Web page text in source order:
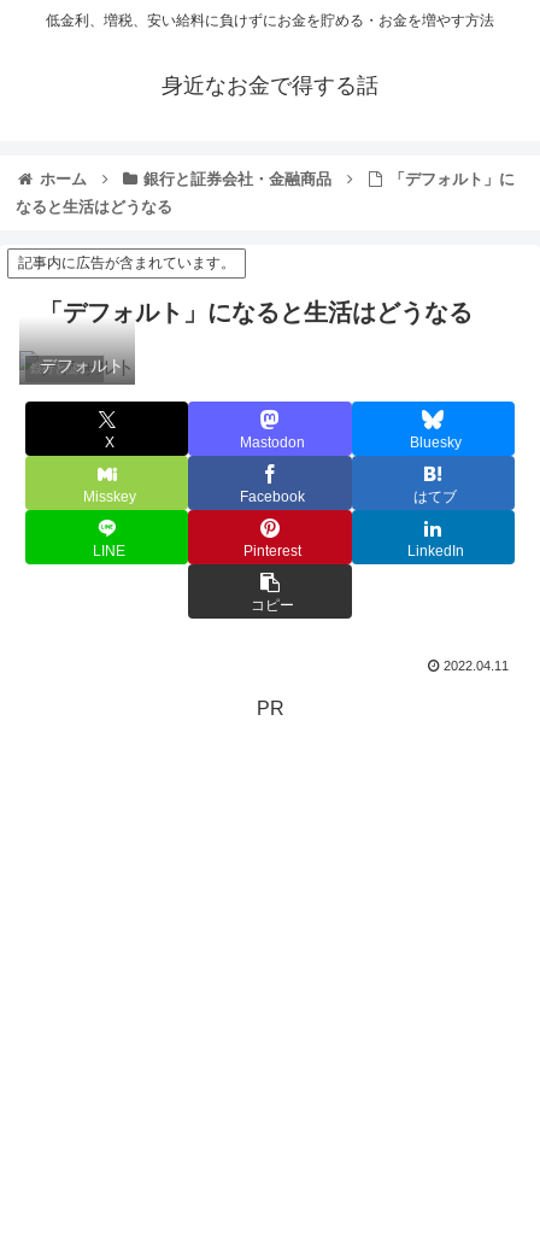
低金利、増税、安い給料に負けずにお金を貯める・お金を増やす方法
身近なお金で得する話
ホーム 銀行と証券会社・金融商品
「デフォルト」に
なると生活はどうなる
記事内に広告が含まれています。
「デフォルト」になると生活はどうなる
銀行と証券会社・金融商品
デフォルト
X Mastodon Bluesky
Misskey Facebook はてブ
LINE Pinterest LinkedIn
コピー
2022.04.11
PR